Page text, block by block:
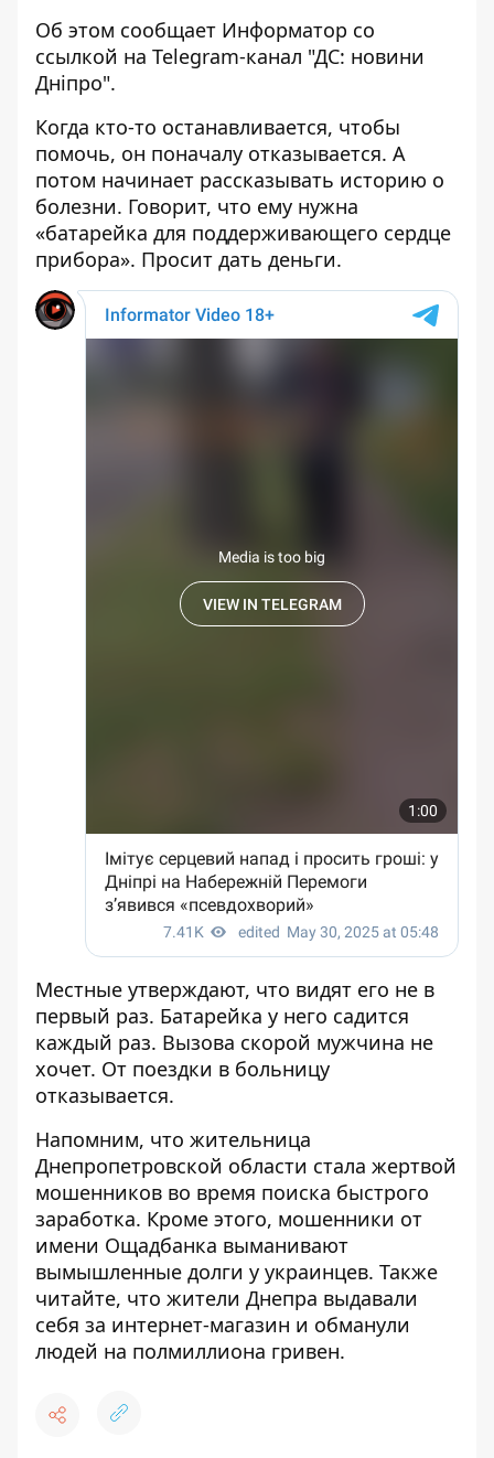
Об этом сообщает Информатор со
ссылкой на Telegram-канал "ДС: новини
Дніпро".
Когда кто-то останавливается, чтобы
помочь, он поначалу отказывается. А
потом начинает рассказывать историю о
болезни. Говорит, что ему нужна
«батарейка для поддерживающего сердце
прибора». Просит дать деньги.
Местные утверждают, что видят его не в
первый раз. Батарейка у него садится
каждый раз. Вызова скорой мужчина не
хочет. От поездки в больницу
отказывается.
Напомним, что жительница
Днепропетровской области стала жертвой
мошенников во время поиска быстрого
заработка. Кроме этого, мошенники от
имени Ощадбанка выманивают
вымышленные долги у украинцев. Также
читайте, что жители Днепра выдавали
себя за интернет-магазин и обманули
людей на полмиллиона гривен.